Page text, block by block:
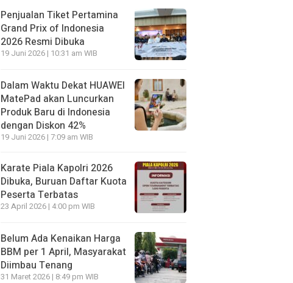
Penjualan Tiket Pertamina
Grand Prix of Indonesia
2026 Resmi Dibuka
19 Juni 2026 | 10:31 am WIB
Dalam Waktu Dekat HUAWEI
MatePad akan Luncurkan
Produk Baru di Indonesia
dengan Diskon 42%
19 Juni 2026 | 7:09 am WIB
Karate Piala Kapolri 2026
Dibuka, Buruan Daftar Kuota
Peserta Terbatas
23 April 2026 | 4:00 pm WIB
Belum Ada Kenaikan Harga
BBM per 1 April, Masyarakat
Diimbau Tenang
31 Maret 2026 | 8:49 pm WIB